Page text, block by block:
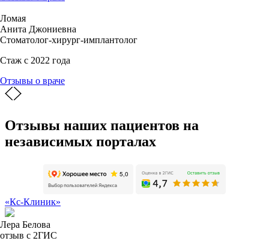
Ломая
Анита Джониевна
Стоматолог-хирург-имплантолог
Стаж с 2022 года
Отзывы о враче
Отзывы наших пациентов на
независимых порталах
«Кс-Клиник»
Лера Белова
отзыв с 2ГИС